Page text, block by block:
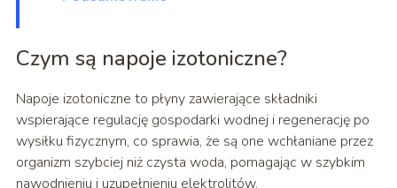
Czym są napoje izotoniczne?
Napoje izotoniczne to płyny zawierające składniki
wspierające regulację gospodarki wodnej i regenerację po
wysiłku fizycznym, co sprawia, że są one wchłaniane przez
organizm szybciej niż czysta woda, pomagając w szybkim
nawodnieniu i uzupełnieniu elektrolitów.